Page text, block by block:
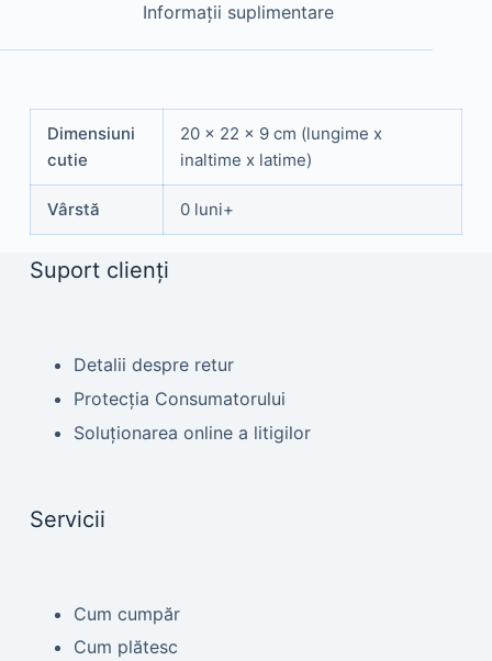
Informații suplimentare
Dimensiuni
cutie
20 x 22 x 9 cm (lungime x
inaltime x latime)
Vârstă 0 luni+
Suport clienți
Detalii despre retur
Protecția Consumatorului
Soluționarea online a litigilor
Servicii
Cum cumpăr
Cum plătesc